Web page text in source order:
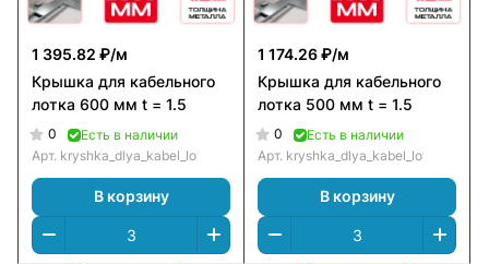
1 395.82 ₽/м
Крышка для кабельного
лотка 600 мм t = 1.5
0
Есть в наличии
Арт. kryshka_dlya_kabel_lotka_600_mm_t_=_1.5
В корзину
1 174.26 ₽/м
Крышка для кабельного
лотка 500 мм t = 1.5
0
Есть в наличии
Арт.
В корзину